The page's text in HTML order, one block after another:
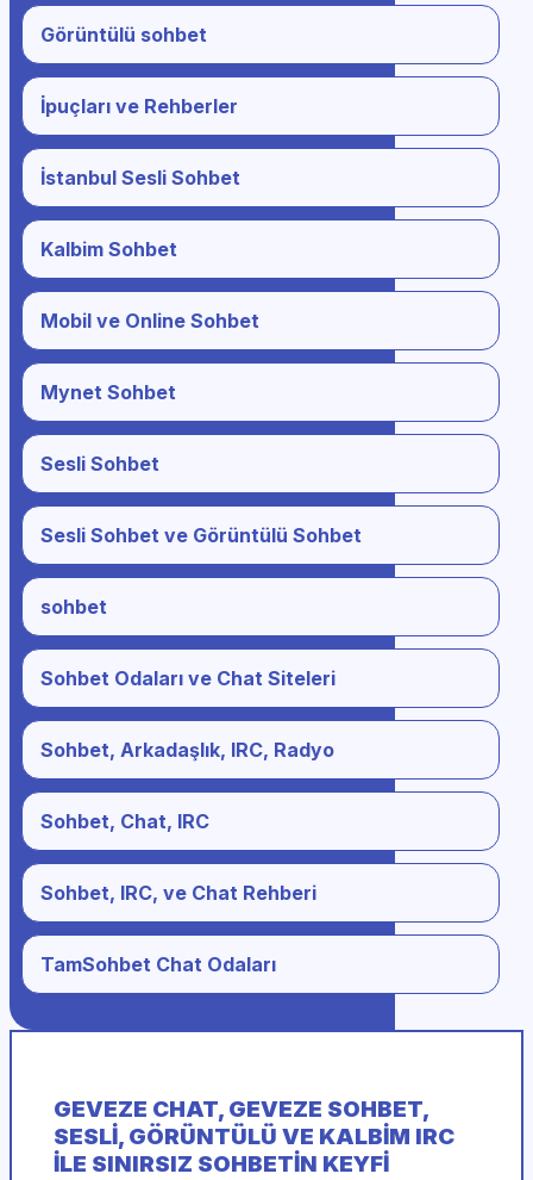
Görüntülü sohbet
İpuçları ve Rehberler
İstanbul Sesli Sohbet
Kalbim Sohbet
Mobil ve Online Sohbet
Mynet Sohbet
Sesli Sohbet
Sesli Sohbet ve Görüntülü Sohbet
sohbet
Sohbet Odaları ve Chat Siteleri
Sohbet, Arkadaşlık, IRC, Radyo
Sohbet, Chat, IRC
Sohbet, IRC, ve Chat Rehberi
TamSohbet Chat Odaları
GEVEZE CHAT, GEVEZE SOHBET,
SESLI, GÖRÜNTÜLÜ VE KALBIM IRC
ILE SINIRSIZ SOHBETIN KEYFI